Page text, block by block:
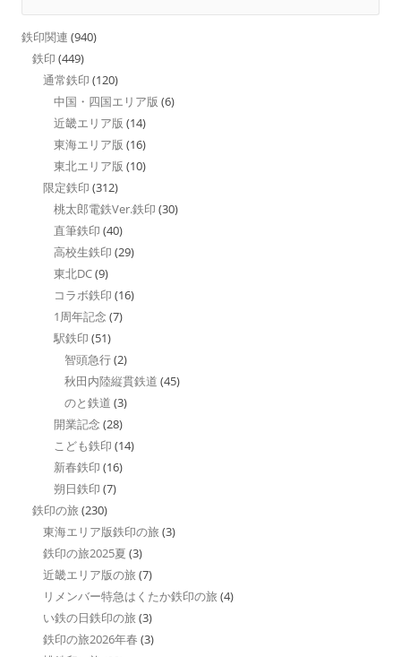
鉄印関連 (940)
鉄印 (449)
通常鉄印 (120)
中国・四国エリア版 (6)
近畿エリア版 (14)
東海エリア版 (16)
東北エリア版 (10)
限定鉄印 (312)
桃太郎電鉄Ver.鉄印 (30)
直筆鉄印 (40)
高校生鉄印 (29)
東北DC(9)
コラボ鉄印 (16)
1周年記念 (7)
駅鉄印 (51)
智頭急行(2)
秋田内陸縦貫鉄道 (45)
のと鉄道 (3)
開業記念 (28)
こども鉄印 (14)
新春鉄印 (16)
朔日鉄印 (7)
鉄印の旅 (230)
東海エリア版鉄印の旅 (3)
鉄印の旅2025夏 (3)
近畿エリア版の旅 (7)
リメンバー特急はくたか鉄印の旅 (4)
い鉄の日鉄印の旅 (3)
鉄印の旅2026年春 (3)